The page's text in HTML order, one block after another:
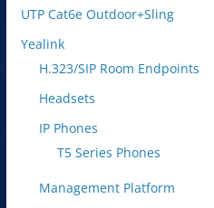
UTP Cat6e Outdoor+Sling
Yealink
H.323/SIP Room Endpoints
Headsets
IP Phones
T5 Series Phones
Management Platform